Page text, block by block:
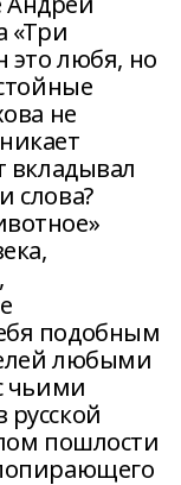
«Три
это любя, но
не
вкладывал
слова?
подобным
любыми
чьими
пошлости